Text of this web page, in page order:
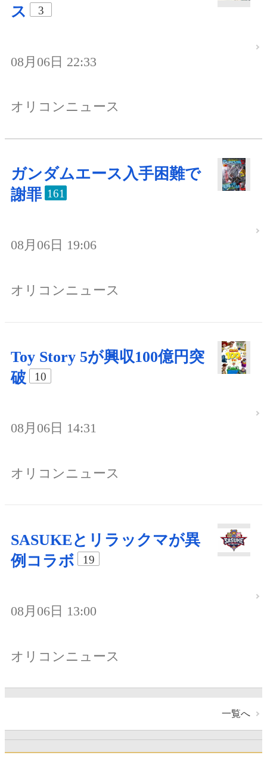
ス
3
08月06日 22:33
オリコンニュース
ガンダムエース入手困難で
謝罪 161
08月06日 19:06
オリコンニュース
Toy Story 5が興収100億円突
破
10
08月06日 14:31
オリコンニュース
SASUKEとリラックマが異
例コラボ
19
08月06日 13:00
オリコンニュース
一覧へ